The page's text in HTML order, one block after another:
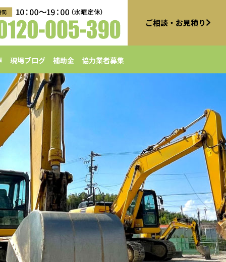
ご相談・お見積り
現場ブログ 補助金 協力業者募集